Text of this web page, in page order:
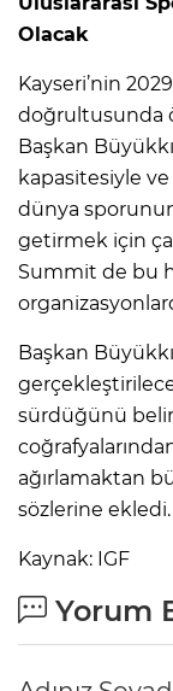
Olacak
Kayseri’nin
doğrultusunda
Başkan
kapasitesiyle ve
dünya
getirmek için
Summit de bu
Başkan
sürdüğünü
ağırlamaktan
sözlerine ekledi.
Kaynak: IGF
Yorum